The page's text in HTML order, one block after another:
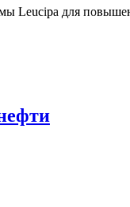
Leucipa для